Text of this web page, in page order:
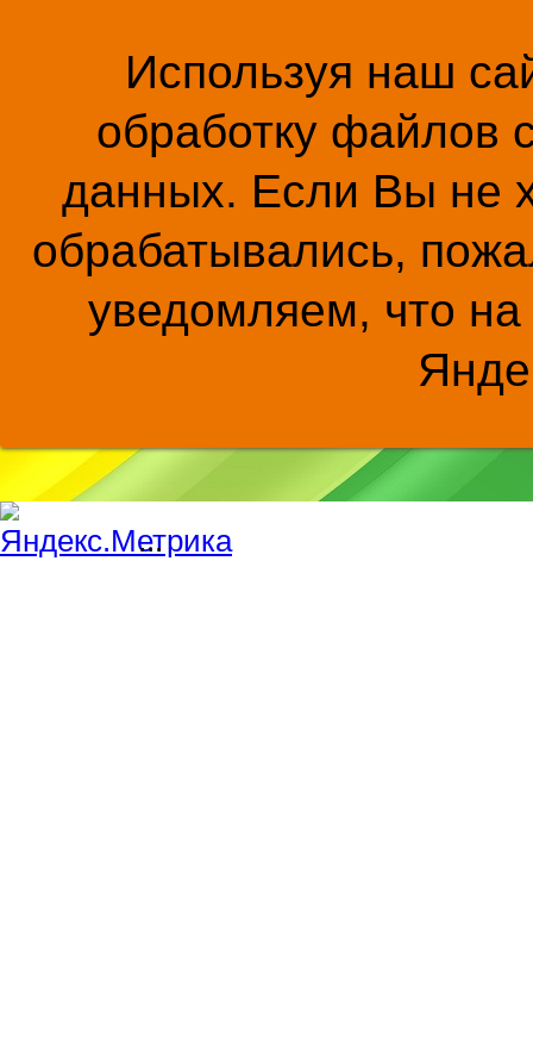
Используя наш
обработку файлов
данных. Если Вы не
обрабатывались,
уведомляем, что на
...